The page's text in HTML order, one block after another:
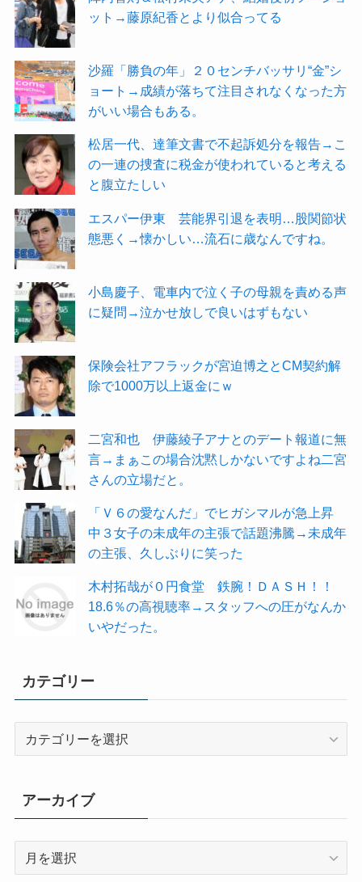
ット→藤原紀香とより似合ってる
沙羅「勝負の年」２０センチバッサリ“金”シ
ョート→成績が落ちて注目されなくなった方
がいい場合もある。
松居一代、達筆文書で不起訴処分を報告→こ
の一連の捜査に税金が使われていると考える
と腹立たしい
エスパー伊東 芸能界引退を表明…股関節状
態悪く→懐かしい…流石に歳なんですね。
小島慶子、電車内で泣く子の母親を責める声
に疑問→泣かせ放しで良いはずもない
保険会社アフラックが宮迫博之とCM契約解
除で1000万以上返金にｗ
二宮和也 伊藤綾子アナとのデート報道に無
言→まぁこの場合沈黙しかないですよね二宮
さんの立場だと。
「Ｖ６の愛なんだ」でヒガシマルが急上昇
中３女子の未成年の主張で話題沸騰→未成年
の主張、久しぶりに笑った
木村拓哉が０円食堂 鉄腕！ＤＡＳＨ！！
18.6％の高視聴率→スタッフへの圧がなんか
いやだった。
カテゴリー
リ
ー
アーカイブ